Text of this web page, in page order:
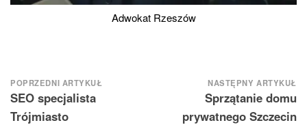
Adwokat Rzeszów
Nawigacja
wpisu
POPRZEDNI ARTYKUŁ
SEO specjalista
Trójmiasto
NASTĘPNY ARTYKUŁ
Sprzątanie domu
prywatnego Szczecin